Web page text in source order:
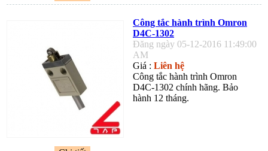
Công tắc hành trình Omron
D4C-1302
Đăng ngày 05-12-2016 11:49:00
AM
Giá : Liên hệ
Công tắc hành trình Omron
D4C-1302 chính hãng. Bảo
hành 12 tháng.